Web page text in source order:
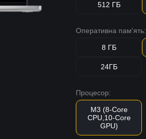
512 ГБ
Оперативна пам'ять:
8 ГБ
24ГБ
Процесор:
M3 (8-Core
CPU,10-Core
GPU)